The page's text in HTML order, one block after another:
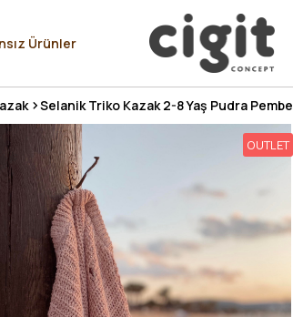
Ürünler
Selanik Triko Kazak 2-8 Yaş Pudra Pembe
OUTLET